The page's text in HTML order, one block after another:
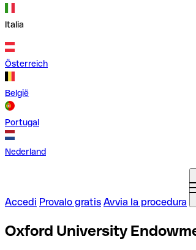
Italia
Österreich
België
Portugal
Nederland
Accedi Provalo gratis Avvia la procedura
Oxford University